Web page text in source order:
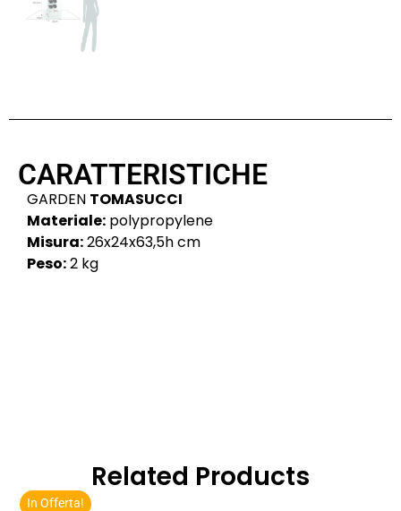
CARATTERISTICHE
GARDEN TOMASUCCI
Materiale: polypropylene
Misura:26x24x63,5h cm
Peso:2 kg
Related Products
In Offerta!